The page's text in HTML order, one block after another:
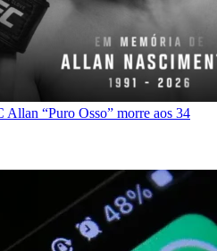
“Puro Osso” morre aos 34